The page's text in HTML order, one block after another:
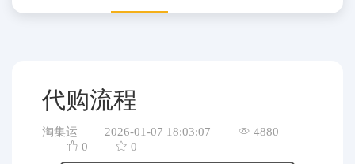
关于我们代购流程
淘集运 2026-01-07 18:03:07
4880
0
0